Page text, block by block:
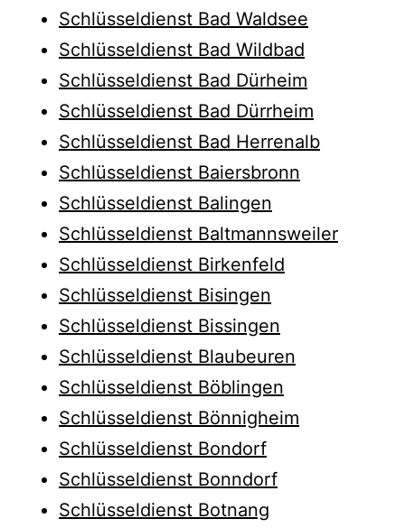
Schlüsseldienst Bad Waldsee
Schlüsseldienst Bad Wildbad
Schlüsseldienst Bad Dürheim
Schlüsseldienst Bad Dürrheim
Schlüsseldienst Bad Herrenalb
Schlüsseldienst Baiersbronn
Schlüsseldienst Balingen
Schlüsseldienst Baltmannsweiler
Schlüsseldienst Birkenfeld
Schlüsseldienst Bisingen
Schlüsseldienst Bissingen
Schlüsseldienst Blaubeuren
Schlüsseldienst Böblingen
Schlüsseldienst Bönnigheim
Schlüsseldienst Bondorf
Schlüsseldienst Bonndorf
Schlüsseldienst Botnang